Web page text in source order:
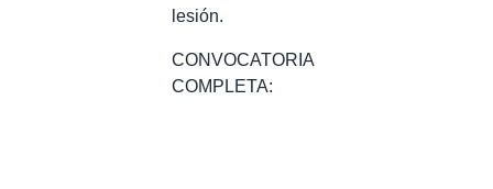
lesión.
CONVOCATORIA
COMPLETA: